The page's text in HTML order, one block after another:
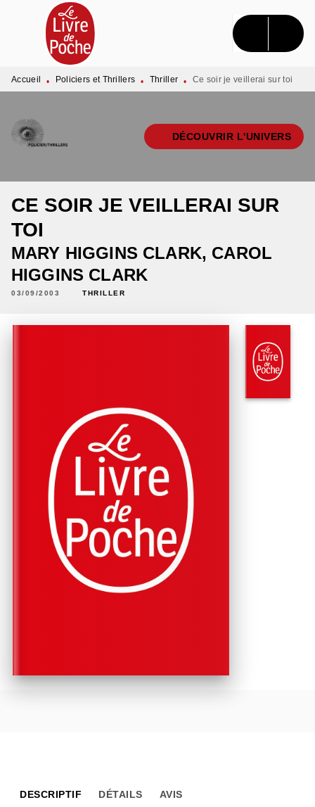
MENU RECHERCHE CONTENU
PIED DE PAGE
Accueil • Policiers et Thrillers • Thriller • Ce soir je veillerai sur toi
DÉCOUVRIR L'UNIVERS
CE SOIR JE VEILLERAI SUR
TOI
MARY HIGGINS CLARK, CAROL
HIGGINS CLARK
03/09/2003 THRILLER
DESCRIPTIF DÉTAILS AVIS